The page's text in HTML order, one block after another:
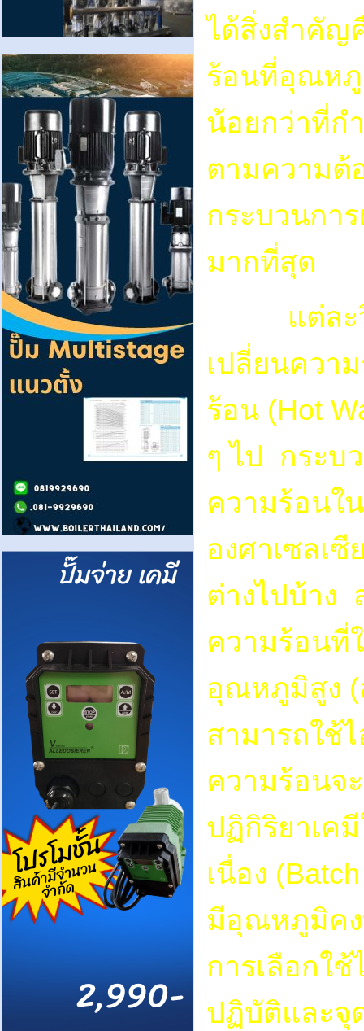
ได้สิ่งสำคัญ
ร้อนที่อุณหภู
น้อยกว่าที่ก
ตามความต้
กระบวนกา
มากที่สุด
แต่ละวิธี
เปลี่ยนควา
ร้อน (Hot
ๆ ไป กระบ
ความร้อนใ
องศาเซลเ
ต่างไปบ้าง
ความร้อนที่
อุณหภูมิสูง (
สามารถใช้
ความร้อนจ
ปฏิกิริยาเค
เนื่อง
มีอุณหภูมิคง
การเลือกใ
ปฏิบัติและจุ